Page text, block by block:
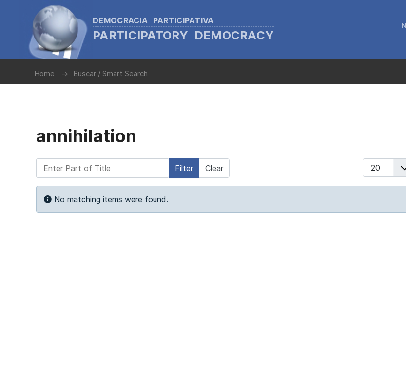
DEMOCRACIA PARTICIPATIVA
PARTICIPATORY DEMOCRACY
Home Buscar / Smart Search
annihilation
Enter Part of Title Filter Clear Display #
Info
No matching items were found.